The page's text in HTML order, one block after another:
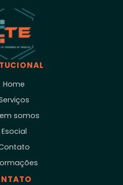
Home
somos
Esocial